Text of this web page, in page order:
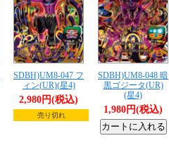
SDBH)UM8-047 フ
ィン(UR)(星4)
2,980円(税込)
売り切れ
SDBH)UM8-048 暗
黒ゴジータ(UR)
(星4)
1,980円(税込)